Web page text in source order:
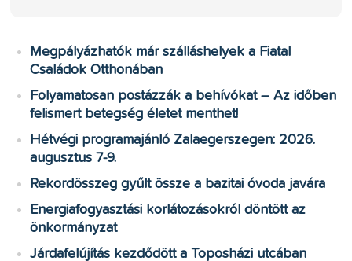
Megpályázhatók már szálláshelyek a Fiatal
Családok Otthonában
Folyamatosan postázzák a behívókat – Az időben
felismert betegség életet menthet!
Hétvégi programajánló Zalaegerszegen: 2026.
augusztus 7-9.
Rekordösszeg gyűlt össze a bazitai óvoda javára
Energiafogyasztási korlátozásokról döntött az
önkormányzat
Járdafelújítás kezdődött a Toposházi utcában